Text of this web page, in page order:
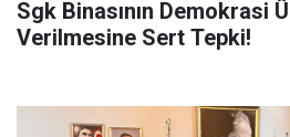
Sgk Binasının Demokrasi
Verilmesine Sert Tepki!